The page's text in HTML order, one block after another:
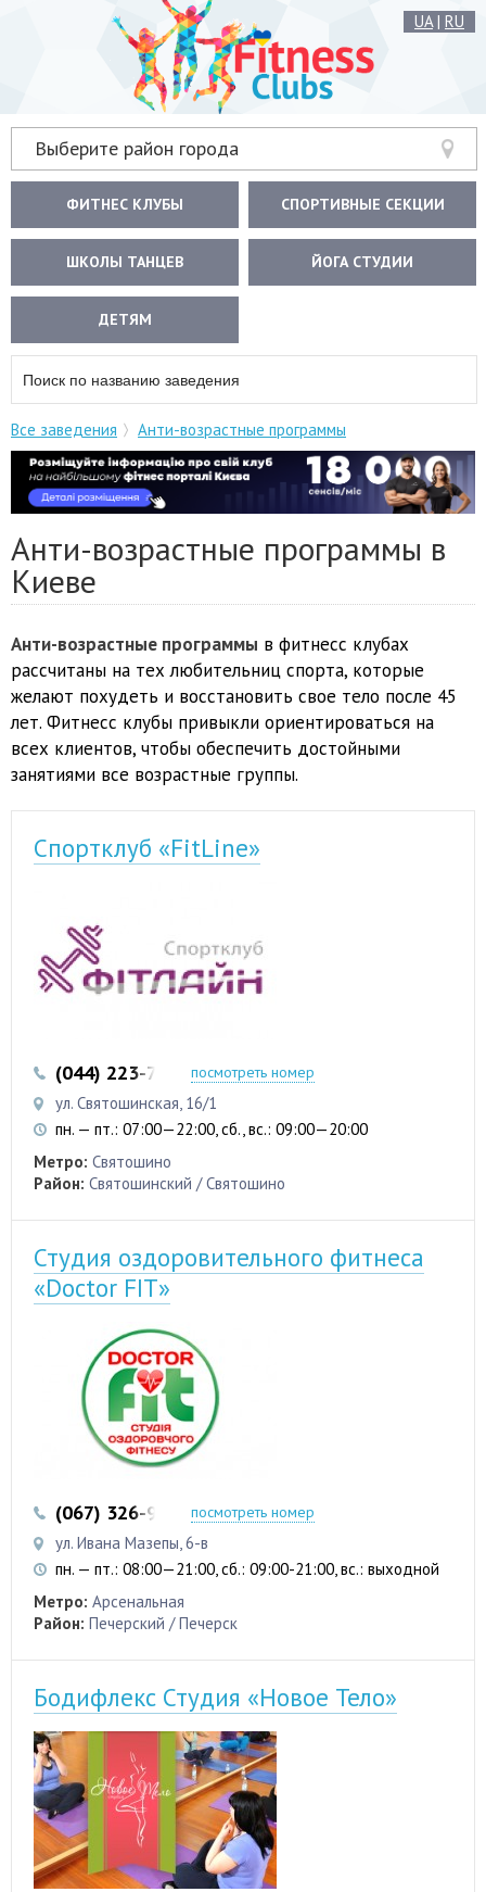
UA| RU
Выберите район города
ФИТНЕС КЛУБЫ СПОРТИВНЫЕ СЕКЦИИ
ШКОЛЫ ТАНЦЕВ ЙОГА СТУДИИ
ДЕТЯМ
Все заведения Анти-возрастные программы
Анти-возрастные программы в
Киеве
Анти-возрастные программы в фитнесс клубах
рассчитаны на тех любительниц спорта, которые
желают похудеть и восстановить свое тело после 45
лет. Фитнесс клубы привыкли ориентироваться на
всех клиентов, чтобы обеспечить достойными
занятиями все возрастные группы.
Спортклуб «FitLine»
(044) 223-75-01посмотреть номер
ул. Святошинская, 16/1
пн. — пт.: 07:00—22:00, сб., вс.: 09:00—20:00
Метро: Святошино
Район: Святошинский / Святошино
Студия оздоровительного фитнеса
«Doctor FIT»
(067) 326-96-44 (067) 235-23-38
посмотреть номер
ул. Ивана Мазепы, 6-в
пн. — пт.: 08:00—21:00, сб.: 09:00-21:00, вс.: выходной
Метро: Арсенальная
Район: Печерский / Печерск
Бодифлекс Студия «Новое Тело»